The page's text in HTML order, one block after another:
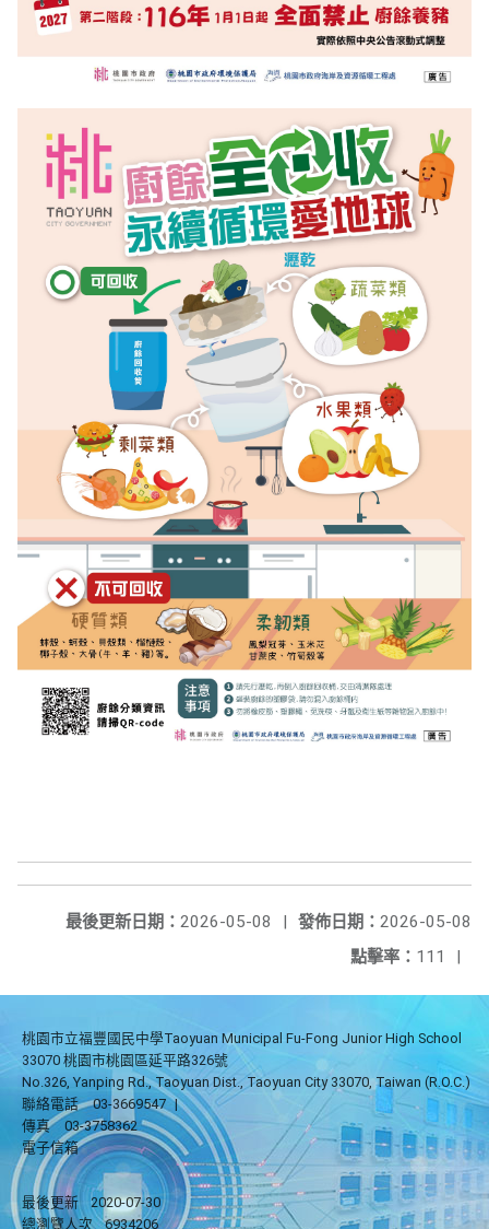
發佈日期： 2026-05-08
最後更新日期： 2026-05-08
|
點擊率： 111 |
桃園市立福豐國民中學Taoyuan Municipal Fu-Fong Junior High School
33070 桃園市桃園區延平路326號
No.326, Yanping Rd., Taoyuan Dist., Taoyuan City 33070, Taiwan (R.O.C.)
聯絡電話
03-3669547 |
傳真
03-3758362
電子信箱
最後更新
2020-07-30
總瀏覽人次
6934206